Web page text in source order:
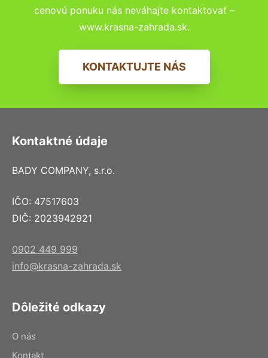
cenovú ponuku nás neváhajte kontaktovať –
www.krasna-zahrada.sk.
KONTAKTUJTE NÁS
Kontaktné údaje
BADY COMPANY, s.r.o.
IČO: 47517603
DIČ: 2023942921
0902 449 999
info@krasna-zahrada.sk
Dôležité odkazy
O nás
Kontakt